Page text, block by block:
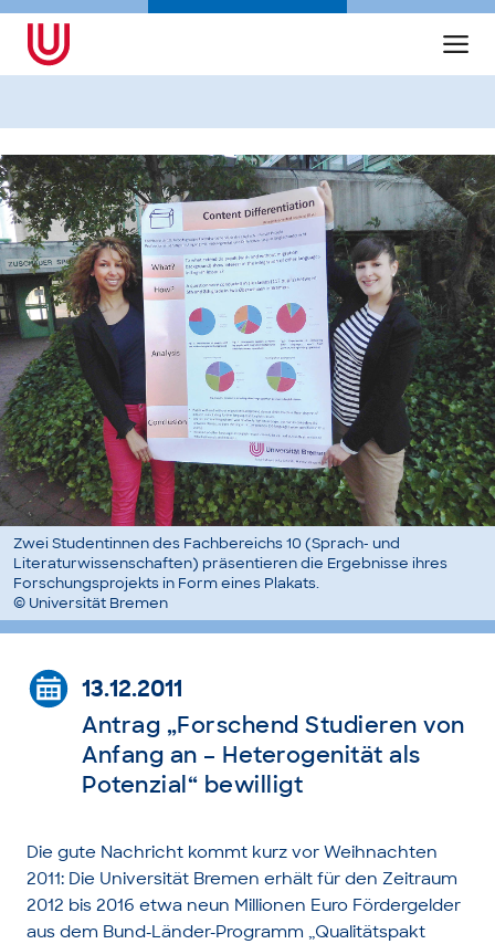
Zwei Studentinnen des Fachbereichs 10 (Sprach- und
Literaturwissenschaften) präsentieren die Ergebnisse ihres
Forschungsprojekts in Form eines Plakats.
© Universität Bremen
13.12.2011
Antrag „Forschend Studieren von
Anfang an – Heterogenität als
Potenzial“ bewilligt
Die gute Nachricht kommt kurz vor Weihnachten
2011: Die Universität Bremen erhält für den Zeitraum
2012 bis 2016 etwa neun Millionen Euro Fördergelder
aus dem Bund-Länder-Programm „Qualitätspakt